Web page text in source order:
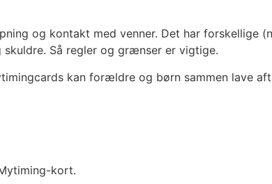
og kontakt med venner. Det har forskellige
Så regler og grænser er vigtige.
kan forældre og børn sammen lave
kort.